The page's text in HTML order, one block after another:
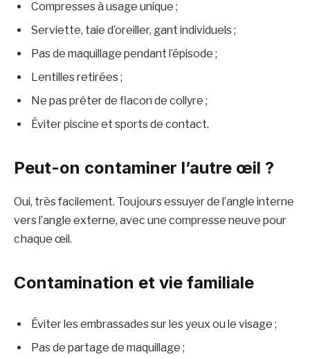
Compresses à usage unique ;
Serviette, taie d’oreiller, gant individuels ;
Pas de maquillage pendant l’épisode ;
Lentilles retirées ;
Ne pas prêter de flacon de collyre ;
Éviter piscine et sports de contact.
Peut-on contaminer l’autre œil ?
Oui, très facilement. Toujours essuyer de l’angle interne
vers l’angle externe, avec une compresse neuve pour
chaque œil.
Contamination et vie familiale
Éviter les embrassades sur les yeux ou le visage ;
Pas de partage de maquillage ;